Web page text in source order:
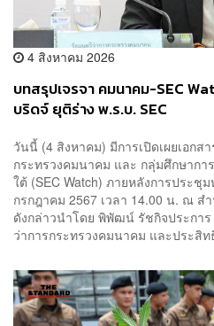
4 สิงหาคม 2026
บทสรุปเจรจา คมนาคม-SEC
บริดจ์ ยุติร่าง พ.ร.บ. SEC
วันนี้ (4 สิงหาคม) มีการเปิดเผยเอก
กระทรวงคมนาคม และ กลุ่มศึกษาก
ใต้ (SEC Watch) ภายหลังการประชุ
กรกฎาคม 2567 เวลา 14.00 น. ณ ส
ดังกล่าวนำโดย พิพัฒน์ รัชกิจประกา
ว่าการกระทรวงคมนาคม และประสิ